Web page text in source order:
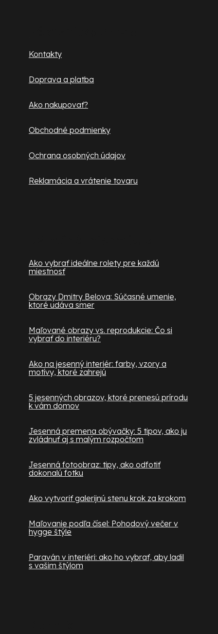
Kontakty
Doprava a platba
Ako nakupovať?
Obchodné podmienky
Ochrana osobných údajov
Reklamácia a vrátenie tovaru
Ako vybrať ideálne rolety pre každú
miestnosť
Obrazy Dmitry Belova: Súčasné umenie,
ktoré udáva smer
Maľované obrazy vs. reprodukcie: Čo si
vybrať do interiéru?
Ako na jesenný interiér: farby, vzory a
motívy, ktoré zahrejú
5 jesenných obrazov, ktoré prenesú prírodu
k vám domov
Jesenná premena obývačky: 5 tipov, ako ju
zvládnuť aj s malým rozpočtom
Jesenná fotoobraz: tipy, ako odfotiť
dokonalú fotku
Ako vytvoriť galerijnú stenu krok za krokom
Maľovanie podľa čísel: Pohodový večer v
hygge štýle
Paraván v interiéri: ako ho vybrať, aby ladil
s vašim štýlom